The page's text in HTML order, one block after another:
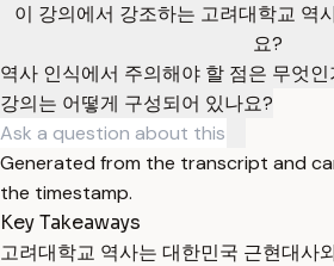
이 강의에서 강조하는 고려대학교 역
요?
역사 인식에서 주의해야 할 점은 무엇인
강의는 어떻게 구성되어 있나요?
Generated from the transcript and
the timestamp.
Key Takeaways
고려대학교 역사는 대한민국 근현대사